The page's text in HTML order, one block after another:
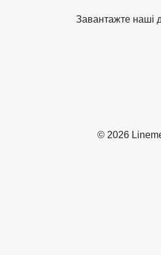
© 2026
Завантажте наші